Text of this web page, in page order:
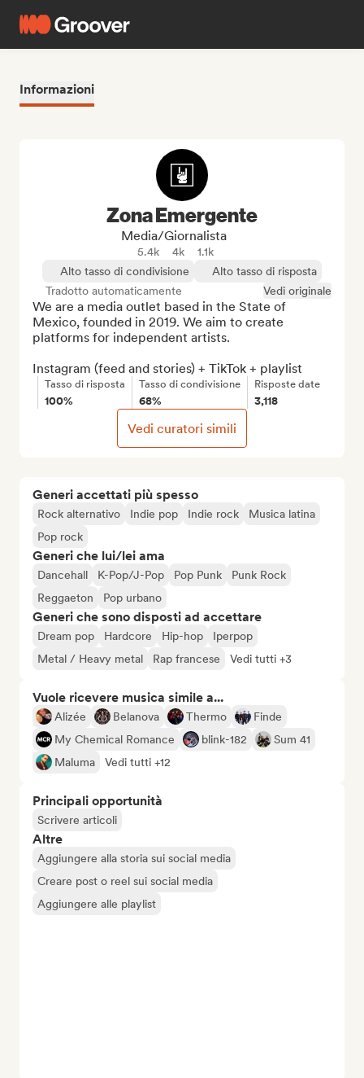
Informazioni
Generi accettati più spesso
Rock alternativo Indie pop Indie rock
Musica latina
Pop rock
Generi che lui/lei ama
Dancehall K-Pop/J-Pop Pop Punk
Punk Rock
Reggaeton
Pop urbano
Generi che sono disposti ad accettare
Dream pop Hardcore Hip-hop
Iperpop
Metal / Heavy metal
Rap francese Vedi tutti +3
Vuole ricevere musica simile a...
Alizée Belanova Thermo
Finde
My Chemical Romance
blink-182
Sum 41
Maluma
Vedi tutti +12
Principali opportunità
Scrivere articoli
Altre
Aggiungere alla storia sui social media
Creare post o reel sui social media
Aggiungere alle playlist
Zona Emergente
Media/Giornalista
5.4k 4k
1.1k
Alto tasso di condivisione
Alto tasso di risposta
Tradotto automaticamente
Vedi originale
We are a media outlet based in the State of
Mexico, founded in 2019. We aim to create
platforms for independent artists.
Instagram (feed and stories) + TikTok + playlist
Tasso di risposta
100%
Tasso di condivisione
68%
Risposte date
3,118
Vedi curatori simili